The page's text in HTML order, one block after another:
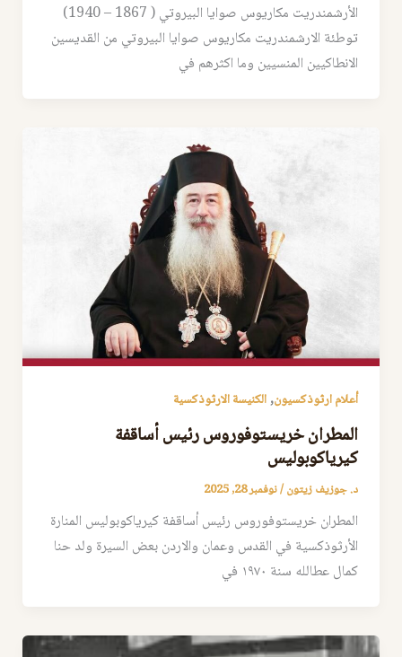
الأرشمندريت مكاريوس صوايا البيروتي ( 1867 – 1940)
توطئة الارشمندريت مكاريوس صوايا البيروتي من القديسين
الانطاكيين المنسيين وما اكثرهم في
أعلام ارثوذكسيون,الكنيسة الارثوذكسية
المطران خريستوفوروس رئيس أساقفة
كيرياكوبوليس
د. جوزيف زيتون/نوفمبر 28, 2025
المطران خريستوفوروس رئيس أساقفة كيرياكوبوليس المنارة
الأرثوذكسية في القدس وعمان والاردن بعض السيرة ولد حنا
كمال عطالله سنة ١٩٧٠ في